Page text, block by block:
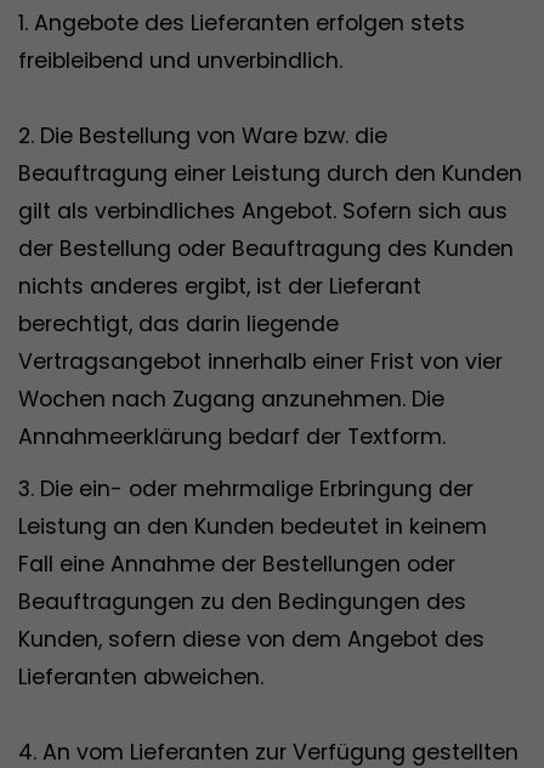
1. Angebote des Lieferanten erfolgen stets
freibleibend und unverbindlich.
2. Die Bestellung von Ware bzw. die
Beauftragung einer Leistung durch den Kunden
gilt als verbindliches Angebot. Sofern sich aus
der Bestellung oder Beauftragung des Kunden
nichts anderes ergibt, ist der Lieferant
berechtigt, das darin liegende
Vertragsangebot innerhalb einer Frist von vier
Wochen nach Zugang anzunehmen. Die
Annahmeerklärung bedarf der Textform.
3. Die ein- oder mehrmalige Erbringung der
Leistung an den Kunden bedeutet in keinem
Fall eine Annahme der Bestellungen oder
Beauftragungen zu den Bedingungen des
Kunden, sofern diese von dem Angebot des
Lieferanten abweichen.
4. An vom Lieferanten zur Verfügung gestellten